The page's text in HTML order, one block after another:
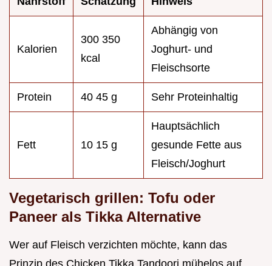
Kalorien
300 350
kcal
Abhängig von
Joghurt- und
Fleischsorte
Protein 40 45 g Sehr Proteinhaltig
Fett 10 15 g
Hauptsächlich
gesunde Fette aus
Fleisch/Joghurt
Vegetarisch grillen: Tofu oder
Paneer als Tikka Alternative
Wer auf Fleisch verzichten möchte, kann das
Prinzip des Chicken Tikka Tandoori mühelos auf